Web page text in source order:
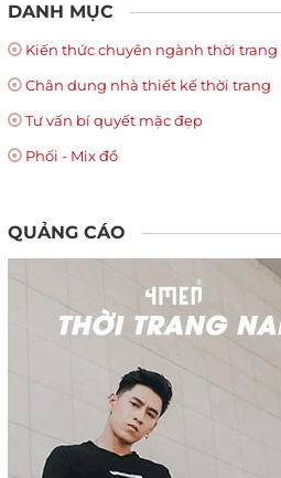
DANH MỤC
Kiến thức chuyên ngành thời trang
Chân dung nhà thiết kế thời trang
Tư vấn bí quyết mặc đẹp
Phối - Mix đồ
QUẢNG CÁO